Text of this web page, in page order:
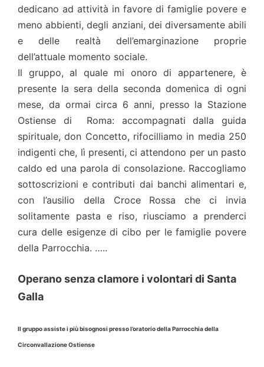
dedicano ad attività in favore di famiglie povere e
meno abbienti, degli anziani, dei diversamente abili
e delle realtà dell’emarginazione proprie
dell’attuale momento sociale.
Il gruppo, al quale mi onoro di appartenere, è
presente la sera della seconda domenica di ogni
mese, da ormai circa 6 anni, presso la Stazione
Ostiense di Roma: accompagnati dalla guida
spirituale, don Concetto, rifocilliamo in media 250
indigenti che, lì presenti, ci attendono per un pasto
caldo ed una parola di consolazione. Raccogliamo
sottoscrizioni e contributi dai banchi alimentari e,
con l’ausilio della Croce Rossa che ci invia
solitamente pasta e riso, riusciamo a prenderci
cura delle esigenze di cibo per le famiglie povere
della Parrocchia. …..
Operano senza clamore i volontari di Santa
Galla
Il gruppo assiste i più bisognosi presso l’oratorio della Parrocchia della
Circonvallazione Ostiense